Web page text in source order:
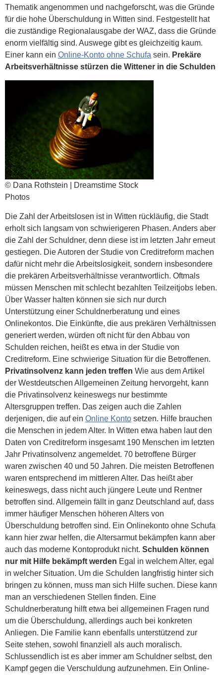
Thematik angenommen und nachgeforscht, was die Gründe
für die hohe Überschuldung in Witten sind. Festgestellt hat
die zuständige Regionalausgabe der WAZ, dass die Gründe
enorm vielfältig sind. Auswege gibt es gleichzeitig kaum.
Einer kann ein Online-Konto ohne Schufa sein. Prekäre
Arbeitsverhältnisse stürzen die Wittener in die Schulden
© Dana Rothstein | Dreamstime Stock
Photos
Die Zahl der Arbeitslosen ist in Witten rückläufig, die Stadt
erholt sich langsam von schwierigeren Phasen. Anders aber
die Zahl der Schuldner, denn diese ist im letzten Jahr erneut
gestiegen. Die Autoren der Studie von Creditreform machen
dafür nicht mehr die Arbeitslosigkeit, sondern insbesondere
die prekären Arbeitsverhältnisse verantwortlich. Oftmals
müssen Menschen mit schlecht bezahlten Teilzeitjobs leben.
Über Wasser halten können sie sich nur durch
Unterstützung einer Schuldnerberatung und eines
Onlinekontos. Die Einkünfte, die aus prekären Verhältnissen
generiert werden, würden oft nicht für den Abbau von
Schulden reichen, heißt es etwa in der Studie von
Creditreform. Eine schwierige Situation für die Betroffenen.
Privatinsolvenz kann jeden treffen Wie aus dem Artikel
der Westdeutschen Allgemeinen Zeitung hervorgeht, kann
die Privatinsolvenz keineswegs nur bestimmte
Altersgruppen treffen. Das zeigen auch die Zahlen
derjenigen, die auf ein Online Konto setzen. Hilfe brauchen
die Menschen in jedem Alter. In Witten etwa haben laut den
Daten von Creditreform insgesamt 190 Menschen im letzten
Jahr Privatinsolvenz angemeldet. 70 betroffene Bürger
waren zwischen 40 und 50 Jahren. Die meisten Betroffenen
waren entsprechend im mittleren Alter. Das heißt aber
keineswegs, dass nicht auch jüngere Leute und Rentner
betroffen sind. Allgemein fällt in ganz Deutschland auf, dass
immer häufiger Menschen höheren Alters von
Überschuldung betroffen sind. Ein Onlinekonto ohne Schufa
kann hier zwar helfen, die Altersarmut bekämpfen kann aber
auch das moderne Kontoprodukt nicht. Schulden können
nur mit Hilfe bekämpft werden Egal in welchem Alter, egal
in welcher Situation. Um die Schulden langfristig hinter sich
bringen zu können, muss man sich Hilfe suchen. Diese kann
man an verschiedenen Stellen finden. Eine
Schuldnerberatung hilft etwa bei allgemeinen Fragen rund
um die Überschuldung, allerdings auch bei konkreten
Anliegen. Die Familie kann ebenfalls unterstützend zur
Seite stehen, sowohl finanziell als auch moralisch.
Schlussendlich ist es aber immer am Schuldner selbst, den
Kampf gegen die Verschuldung aufzunehmen. Ein Online-